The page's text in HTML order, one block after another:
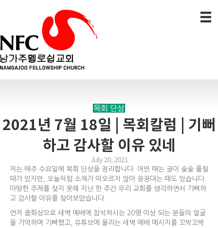
목회 단상
2021년 7월 18일 | 목회칼럼 | 기뻐
하고 감사할 이유 있네
July 20, 2021
저는 매주 수요일에 목회 단상을 정리합니다. 어떤 때는 글이 술술 풀릴
때가 있지만, 오늘처럼 소재가 떠오르지 않아 끙끙대는 때도 있습니다.
마땅한 주제를 찾지 못해 지난 한 주간 우리 교회를 생각하면서 기뻐하
고 감사할 이유를 찾아보았습니다.
먼저 줌화상으로 새벽 예배에 참석하시는 20명 이상 되는 분들의 얼굴
을 기억하며 기뻐했고, 유튜브에 올리는 새벽 예배 메시지를 꼬박꼬박